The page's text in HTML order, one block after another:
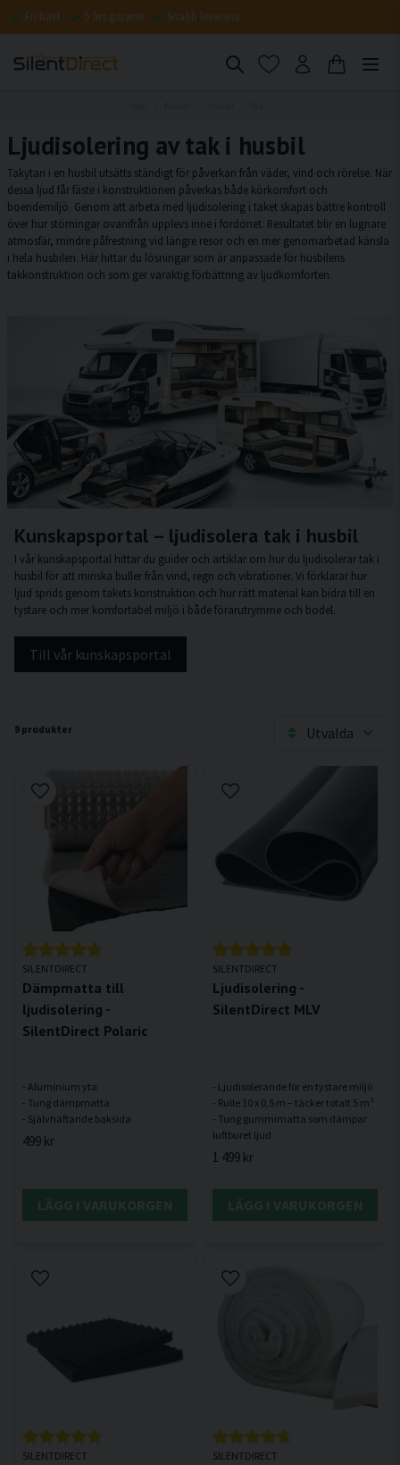
Fri frakt 5 års garanti Snabb leverans
Ljudisolering av tak i husbil
Takytan i en husbil utsätts ständigt för påverkan från väder, vind och rörelse. När
dessa ljud får fäste i konstruktionen påverkas både körkomfort och
boendemiljö. Genom att arbeta med ljudisolering i taket skapas bättre kontroll
över hur störningar ovanifrån upplevs inne i fordonet. Resultatet blir en lugnare
atmosfär, mindre påfrestning vid längre resor och en mer genomarbetad känsla
i hela husbilen. Här hittar du lösningar som är anpassade för husbilens
takkonstruktion och som ger varaktig förbättring av ljudkomforten.
Kunskapsportal – ljudisolera tak i husbil
I vår kunskapsportal hittar du guider och artiklar om hur du ljudisolerar tak i
husbil för att minska buller från vind, regn och vibrationer. Vi förklarar hur
ljud sprids genom takets konstruktion och hur rätt material kan bidra till en
tystare och mer komfortabel miljö i både förarutrymme och bodel.
Till vår kunskapsportal
9 produkter Utvalda
SILENTDIRECT
Dämpmatta till
ljudisolering -
SilentDirect Polaric
- Aluminium yta
- Tung dämpmatta
499 kr
LÄGG I VARUKORGEN
SILENTDIRECT
Ljudisolering -
SilentDirect MLV
- Ljudisolerande för en tystare miljö
- Rulle 10 x 0,5 m – täcker totalt 5 m²
- Tung gummimatta som dämpar
1 499 kr
LÄGG I VARUKORGEN
SILENTDIRECT SILENTDIRECT